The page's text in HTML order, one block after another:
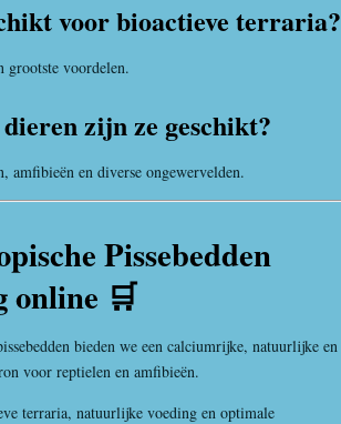
voor bioactieve terraria?
grootste voordelen.
zijn ze geschikt?
amfibieën en diverse ongewervelden.
Pissebedden
online 🛒
bieden we een calciumrijke, natuurlijke en
voor reptielen en amfibieën.
terraria, natuurlijke voeding en optimale